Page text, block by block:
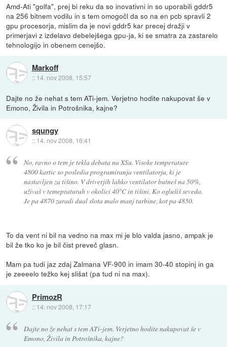
Amd-Ati "golfa", prej bi reku da so inovativni in so uporabili gddr5
na 256 bitnem vodilu in s tem omogočl da so na en pcb spravli 2
gpu procesorja, mislim da je novi gddr5 kar precej dražji v
primerjavi z izdelavo debelejšega gpu-ja, ki se smatra za zastarelo
tehnologijo in obenem cenejšo.
Markoff
:: 14. nov 2008, 15:57
Dajte no že nehat s tem ATi-jem. Verjetno hodite nakupovat še v
Emono, Živila in Potrošnika, kajne?
squngy
:: 14. nov 2008, 16:41
No, ravno o tem je tekla debata na XSu. Visoke temperature
4800 kartic so posledia programiranja ventilatorja, ki je
nastavljen za tišino. V driverjih lahko ventilator butneš na 50%,
uživaš v temepraturah v okolici 40°C in tišini. Ko oglušiš seveda.
Je pa 4870 zaradi dual slota malo manj turbine, kot pa 4850.
To da vent ni bil na vedno na max mi je blo valda jasno, ampak je
bil že tko ko je bil čist preveč glasn.
Mam pa tudi jaz zdaj Zalmana VF-900 in imam 30-40 stopinj in ga
je zeeeelo težko kej slišat (pa tud ni na max).
PrimozR
:: 14. nov 2008, 17:17
Dajte no že nehat s tem ATi-jem. Verjetno hodite nakupovat še v
Emono, Živila in Potrošnika, kajne?